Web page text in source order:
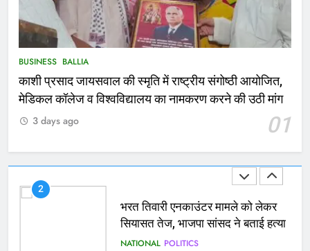
BUSINESS BALLIA
काशी प्रसाद जायसवाल की स्मृति में राष्ट्रीय संगोष्ठी आयोजित,
मेडिकल कॉलेज व विश्वविद्यालय का नामकरण करने की उठी मांग
01
3 days ago
कोचिंग सेंटर में लगी भीषण आग, जान
बचाने के लिए छात्रों ने लगाई छलांग, कई
2
भरत तिवारी एनकाउंटर मामले को लेकर
सियासत तेज, भाजपा सांसद ने बताई हत्या
NATIONAL POLITICS
3
Ballia : छितौनी क्रॉसिंग पर बनेगा 196
करोड़ का ओवरब्रिज, जाम से मिलेगी राहत
BALLIA NATIONAL